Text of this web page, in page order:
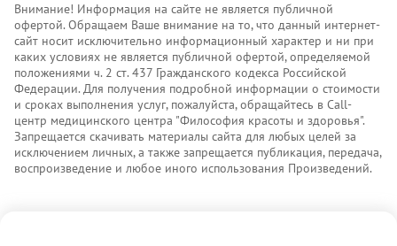
Внимание! Информация на сайте не является публичной
офертой. Обращаем Ваше внимание на то, что данный интернет-
сайт носит исключительно информационный характер и ни при
каких условиях не является публичной офертой, определяемой
положениями ч. 2 ст. 437 Гражданского кодекса Российской
Федерации. Для получения подробной информации о стоимости
и сроках выполнения услуг, пожалуйста, обращайтесь в Call-
центр медицинского центра "Философия красоты и здоровья".
Запрещается скачивать материалы сайта для любых целей за
исключением личных, а также запрещается публикация, передача,
воспроизведение и любое иного использования Произведений.